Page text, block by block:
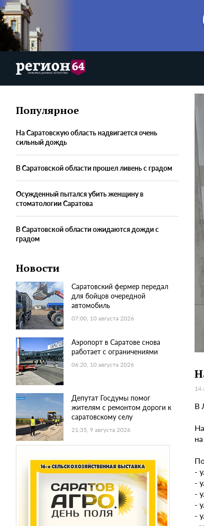
Популярное
На Саратовскую область надвигается очень
сильный дождь
В Саратовской области прошел ливень с градом
Осужденный пытался убить женщину в
стоматологии Саратова
В Саратовской области ожидаются дожди с
градом
Новости
Саратовский фермер передал
для бойцов очередной
автомобиль
07:00, 10 августа 2026
Аэропорт в Саратове снова
работает с ограничениями
06:20, 10 августа 2026
Депутат Госдумы помог
жителям с ремонтом дороги к
саратовскому селу
21:35, 9 августа 2026
14
В
-
-
-
-
-